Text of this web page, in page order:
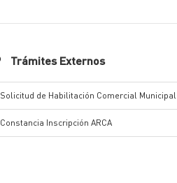
Trámites Externos
Solicitud de Habilitación Comercial Municipal
Constancia Inscripción ARCA